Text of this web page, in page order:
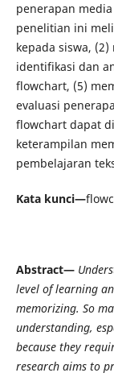
penerapan
penelitian ini
kepada siswa,
identifikasi dan
flowchart, (5)
evaluasi
flowchart dapat
keterampilan
pembelajaran
Kata kunci—
Abstract—
level of learning
memorizing. So
understanding,
because they
research aims to